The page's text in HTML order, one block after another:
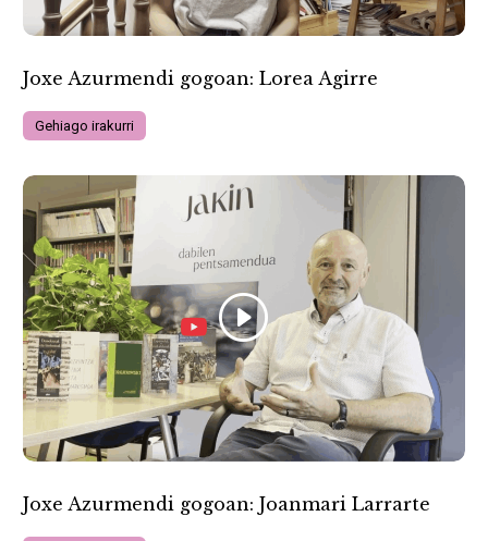
Joxe Azurmendi gogoan: Lorea Agirre
Gehiago irakurri
Joxe Azurmendi gogoan: Joanmari Larrarte